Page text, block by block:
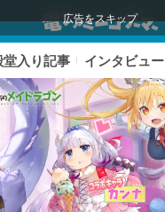
広告をスキップ
堂入り記事 インタビュー